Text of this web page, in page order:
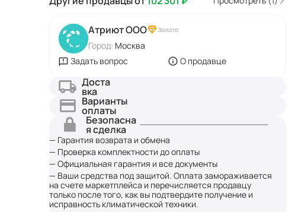
Атриют ООО Золото
Город: Москва
Задать вопрос
О продавце
Доста
вка
Варианты
оплаты
Безопасна
я сделка
— Гарантия возврата и обмена
— Проверка комплектности до оплаты
— Официальная гарантия и все документы
— Ваши средства под защитой. Оплата замораживается
на счете маркетплейса и перечисляется продавцу
только после того, как вы подтвердите получение и
исправность климатической техники.